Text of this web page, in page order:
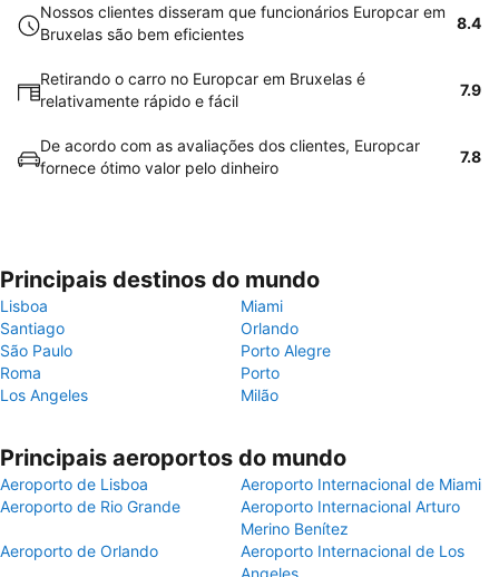
Nossos clientes disseram que funcionários Europcar em
Bruxelas são bem eficientes
8.4
Retirando o carro no Europcar em Bruxelas é
relativamente rápido e fácil
7.9
De acordo com as avaliações dos clientes, Europcar
fornece ótimo valor pelo dinheiro
7.8
Principais destinos do mundo
Lisboa
Miami
Santiago
Orlando
São Paulo
Porto Alegre
Roma
Porto
Los Angeles
Milão
Principais aeroportos do mundo
Aeroporto de Lisboa
Aeroporto Internacional de Miami
Aeroporto de Rio Grande
Aeroporto Internacional Arturo
Merino Benítez
Aeroporto de Orlando
Aeroporto Internacional de Los
Angeles